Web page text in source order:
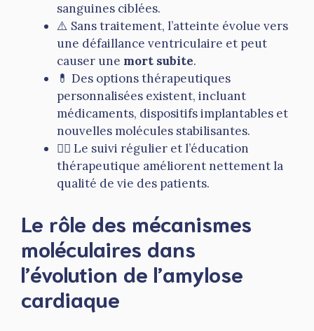
sanguines ciblées.
⚠️ Sans traitement, l’atteinte évolue vers
une défaillance ventriculaire et peut
causer une mort subite.
💊 Des options thérapeutiques
personnalisées existent, incluant
médicaments, dispositifs implantables et
nouvelles molécules stabilisantes.
👨‍⚕️ Le suivi régulier et l’éducation
thérapeutique améliorent nettement la
qualité de vie des patients.
Le rôle des mécanismes
moléculaires dans
l’évolution de l’amylose
cardiaque